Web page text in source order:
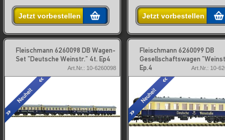
Jetzt vorbestellen Jetzt vorbestellen
Fleischmann 6260098 DB Wagen-
Set "Deutsche Weinstr." 4t. Ep4
Art.Nr.: 10-6260098
Fleischmann 6260099 DB
Gesellschaftswagen
Ep.4
Art.Nr.: 10-